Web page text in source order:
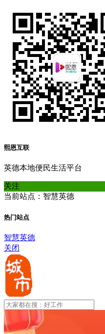
熙恩互联
英德本地便民生活平台
关注
当前站点：智慧英德
热门站点
智慧英德
关闭